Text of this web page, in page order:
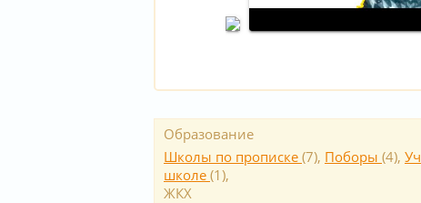
Образование
Школы по прописке (7), Поборы (4),
школе (1),
ЖКХ